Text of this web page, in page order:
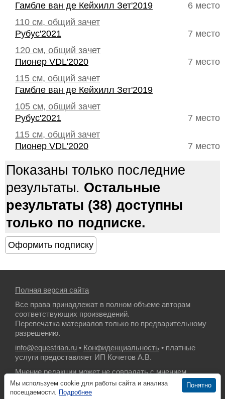
6 место
Гамбле ван де Кейхилл Зет'2019
110 см, общий зачет
7 место
Рубус'2021
120 см, общий зачет
7 место
Пионер VDL'2020
115 см, общий зачет
Гамбле ван де Кейхилл Зет'2019
105 см, общий зачет
7 место
Рубус'2021
115 см, общий зачет
7 место
Пионер VDL'2020
Показаны только последние
результаты. Остальные
результаты (38) доступны
только по подписке.
Полная версия сайта
Все права принадлежат в полном объеме авторам
соответствующих произведений.
Перепечатка материалов только по предварительному
разрешению.
info@equestrian.ru • Конфиденциальность • платные
услуги предоставляет ИП Кочетов А.В.
Мнение редакции может не совпадать с мнением
авторов.
Понятно
Мы используем cookie для работы сайта и анализа
посещаемости. Подробнее